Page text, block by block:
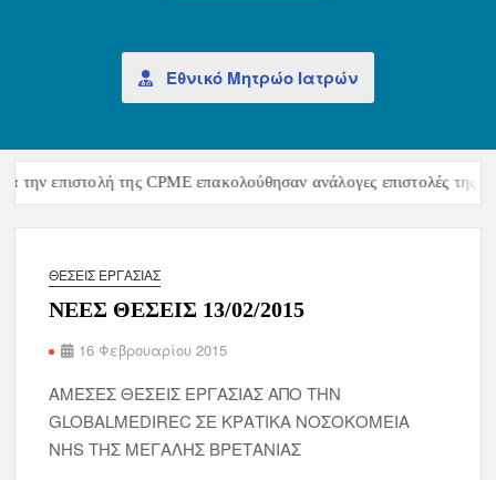
Εθνικό Μητρώο Ιατρών
επιστολή της CPME επακολούθησαν ανάλογες επιστολές της
ΘΈΣΕΙΣ ΕΡΓΑΣΊΑΣ
ΝΕΕΣ ΘΕΣΕΙΣ 13/02/2015
16 Φεβρουαρίου 2015
ΑΜΕΣΕΣ ΘΕΣΕΙΣ ΕΡΓΑΣΙΑΣ ΑΠΟ ΤΗΝ
GLOBALMEDIREC ΣΕ ΚΡΑΤΙΚΑ ΝΟΣΟΚΟΜΕΙΑ
NHS ΤΗΣ ΜΕΓΑΛΗΣ ΒΡΕΤΑΝΙΑΣ